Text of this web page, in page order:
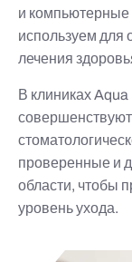
и компьютерные
используем для
лечения
В клиниках
проверенные и
области, чтобы
уровень ухода.